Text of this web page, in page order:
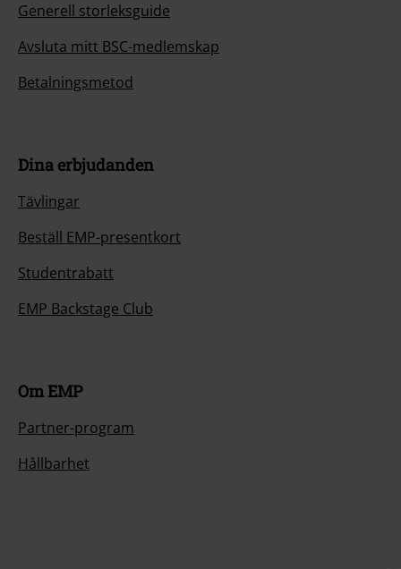
Generell storleksguide
Avsluta mitt BSC-medlemskap
Betalningsmetod
Dina erbjudanden
Tävlingar
Beställ EMP-presentkort
Studentrabatt
EMP Backstage Club
Om EMP
Partner-program
Hållbarhet